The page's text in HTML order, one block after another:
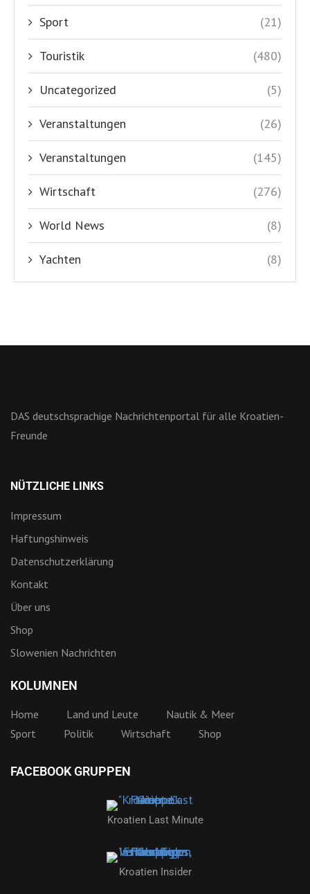
Sport (21)
Touristik (480)
Uncategorized (5)
Veranstaltungen (26)
Veranstaltungen (145)
Wirtschaft (276)
World News (8)
Yachten (8)
DAS deutschsprachige Nachrichtenportal für alle Kroatien-
Freunde
NÜTZLICHE LINKS
Impressum
Haftungshinweis
Datenschutzerklärung
Kontakt
Über uns
Shop
Slowenien Nachrichten
KOLUMNEN
Home Land und Leute
Nautik & Meer
Sport
Politik Wirtschaft Shop
FACEBOOK GRUPPEN
Kroatien Last Minute
Kroatien Insider